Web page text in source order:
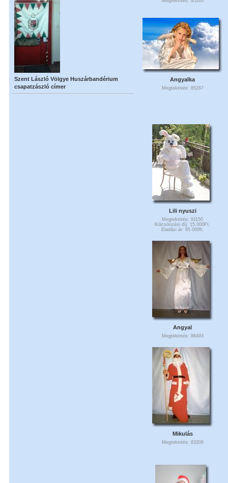
Szent László Völgye Huszárbandérium
csapatzászló címer
Angyalka
Megtekintés: 85267
Lili nyuszi
Megtekintés: 91150
Kölcsönzési díj: 15.000Ft.
Eladási ár: 85.000ft.
Angyal
Megtekintés: 86493
Mikulás
Megtekintés: 83206